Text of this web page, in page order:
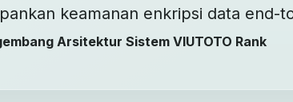
keamanan enkripsi data end-
Arsitektur Sistem VIUTOTO Rank